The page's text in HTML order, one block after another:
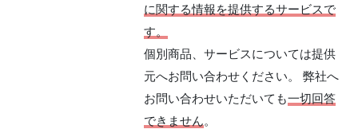
に関する情報を提供するサービスで
す。
個別商品、サービスについては提供
元へお問い合わせください。 弊社へ
お問い合わせいただいても一切回答
できません。